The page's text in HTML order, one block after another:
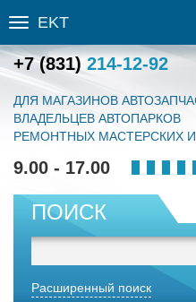
Toggle
sidebar
EKT
+7 (831) 214-12-92
ДЛЯ МАГАЗИНОВ
ВЛАДЕЛЬЦЕВ АВТОПАРКОВ
РЕМОНТНЫХ МАСТЕРСКИХ
9.00 - 17.00
ПОИСК
Расширенный поиск